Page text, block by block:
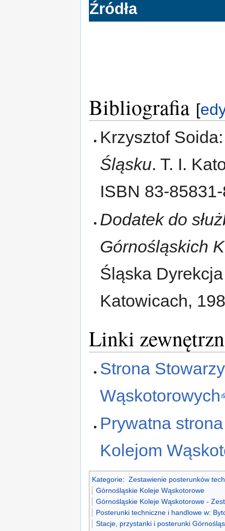
Źródła
Bibliografia [
Krzysztof
Śląsku. T. I.
ISBN 83-
Dodatek do
Górnośląskich
Śląska
Katowicach,
Linki
Strona
Wąskotorowych
Prywatna
Kolejom
Kategorie: Zestawienie posterunków
Górnośląskie Koleje Wąskotorowe
Górnośląskie Koleje Wąskotorowe -
Posterunki techniczne i handlowe w:
Stacje, przystanki i posterunki